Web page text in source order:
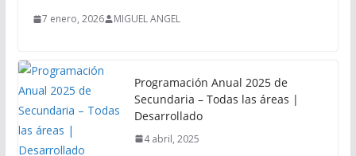
7 enero, 2026 MIGUEL ANGEL
Programación Anual 2025 de
Secundaria – Todas las áreas |
Desarrollado
4 abril, 2025